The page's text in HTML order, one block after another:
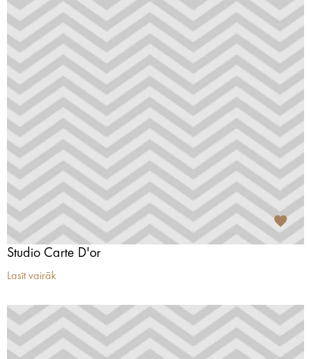
Studio Carte D'or
Lasīt vairāk